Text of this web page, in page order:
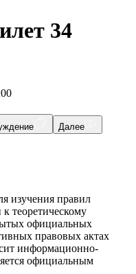
34
Далее
изучения правил
теоретическому
официальных
правовых актах
информационно-
официальным